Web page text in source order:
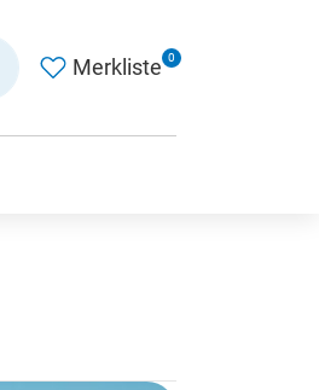
Merkliste 0